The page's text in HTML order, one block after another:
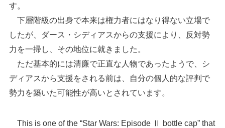
す。
下層階級の出身で本来は権力者にはなり得ない立場で
したが、ダース・シディアスからの支援により、反対勢
力を一掃し、その地位に就きました。
ただ基本的には清廉で正直な人物であったようで、シ
ディアスから支援をされる前は、自分の個人的な評判で
勢力を築いた可能性が高いとされています。
This is one of the “Star Wars: Episode Ⅱ bottle cap” that